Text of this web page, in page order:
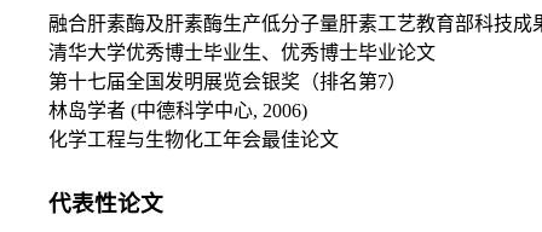
融合肝素酶及肝素酶生产低分子量肝素工艺教育部科技成
清华大学优秀博士毕业生、优秀博士毕业论文
第十七届全国发明展览会银奖（排名第7）
林岛学者 (中德科学中心, 2006)
化学工程与生物化工年会最佳论文
代表性论文